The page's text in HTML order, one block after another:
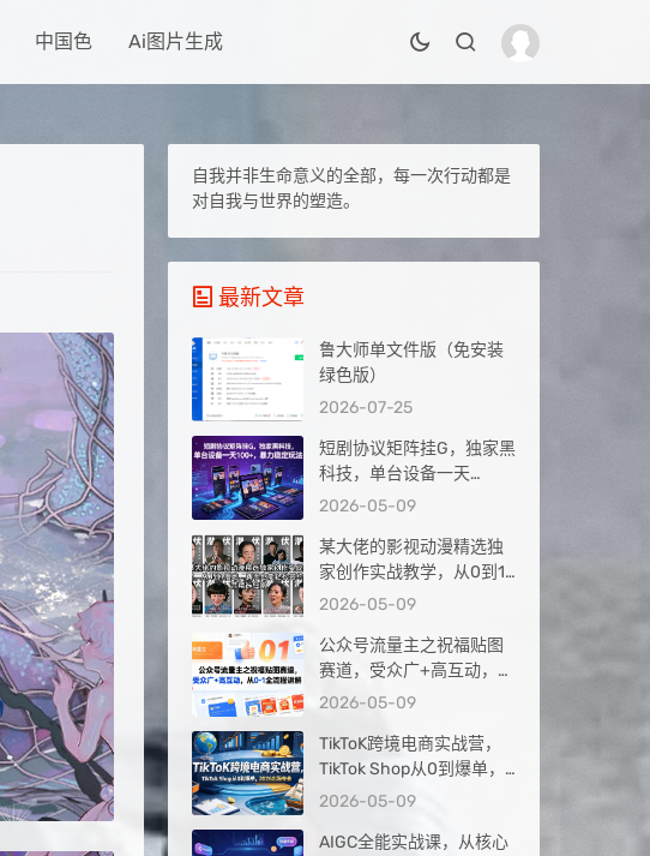
中国色 Ai图片生成
自我并非生命意义的全部，每一次行动都是
对自我与世界的塑造。
最新文章
鲁大师单文件版（免安装
绿色版）
2026-07-25
短剧协议矩阵挂G，独家黑
科技，单台设备一天
100+，暴力稳定玩法【揭
2026-05-09
某大佬的影视动漫精选独
家创作实战教学，从0到1
落地，新手也能轻松签约
2026-05-09
公众号流量主之祝福贴图
赛道，受众广+高互动，从
0-1全流程讲解
2026-05-09
TikToK跨境电商实战营，
TikTok Shop从0到爆单，
2026出海夺金
2026-05-09
AIGC全能实战课，从核心